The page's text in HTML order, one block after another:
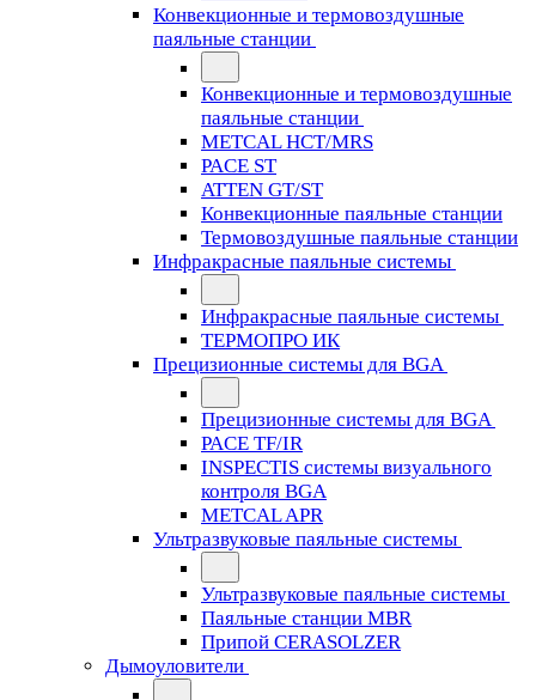
Конвекционные и термовоздушные
паяльные станции
Конвекционные и термовоздушные
паяльные станции
METCAL HCT/MRS
PACE ST
ATTEN GT/ST
Конвекционные паяльные станции
Термовоздушные паяльные станции
Инфракрасные паяльные системы
Инфракрасные паяльные системы
ТЕРМОПРО ИК
Прецизионные системы для BGA
Прецизионные системы для BGA
PACE TF/IR
INSPECTIS системы визуального
контроля BGA
METCAL APR
Ультразвуковые паяльные системы
Ультразвуковые паяльные системы
Паяльные станции MBR
Припой CERASOLZER
Дымоуловители